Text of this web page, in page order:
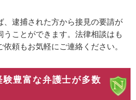
、逮捕された方から接見の要請が
うことができます。法律相談はも
頼もお気軽にご連絡ください。
豊富な弁護士が多数